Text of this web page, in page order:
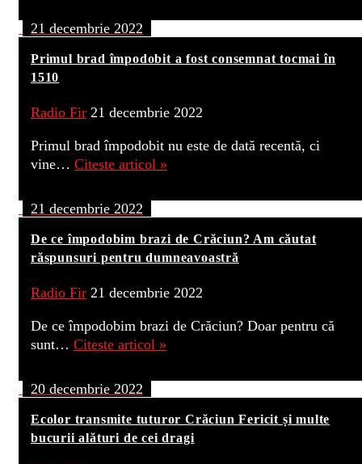
21 decembrie 2022
Primul brad împodobit a fost consemnat tocmai în
1510
Radio Fir 21 decembrie 2022
Primul brad împodobit nu este de dată recentă, ci
vine… Citeste articol »
21 decembrie 2022
De ce împodobim brazi de Crăciun? Am căutat
răspunsuri pentru dumneavoastră
Radio Fir 21 decembrie 2022
De ce împodobim brazi de Crăciun? Doar pentru că
sunt… Citeste articol »
20 decembrie 2022
Ecolor transmite tuturor Crăciun Fericit și multe
bucurii alături de cei dragi